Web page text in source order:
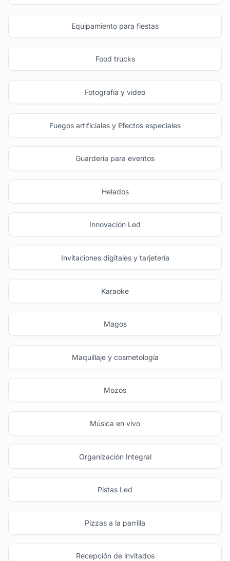
Equipamiento para fiestas
Food trucks
Fotografía y video
Fuegos artificiales y Efectos especiales
Guardería para eventos
Helados
Innovación Led
Invitaciones digitales y tarjetería
Karaoke
Magos
Maquillaje y cosmetología
Mozos
Música en vivo
Organización Integral
Pistas Led
Pizzas a la parrilla
Recepción de invitados